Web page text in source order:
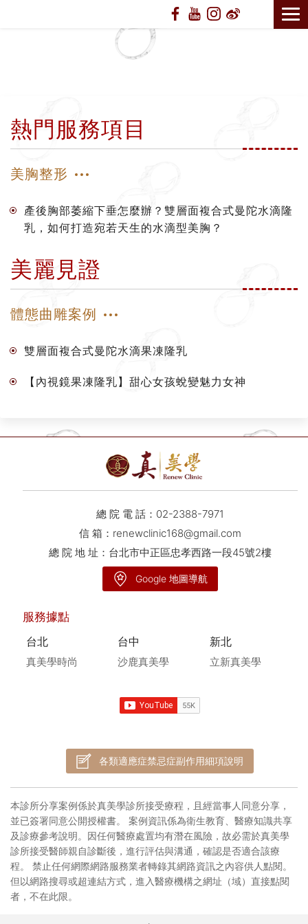
熱門服務項目
美胸整形
產後胸部萎縮下垂怎麼辦？雙層面複合式曼陀水滴隆
乳，如何打造宛若天生的水滴型美胸？
美麗見證
體態曲雕案例
雙層⾯複合式曼陀⽔滴果凍隆乳
【內視鏡果凍隆乳】甜心女孩蛻變魅力女神
總 院 電 話： 02-2388-7971
信 箱： renewclinic168@gmail.com
總 院 地 址：台北市中正區忠孝西路一段45號2樓
Google 地圖導航
服務據點
台北
真美學時尚
台中
沙鹿真美學
新北
立新真美學
各類適應症禁忌症副作用細項說明
本診所分享案例係於真美學診所接受療程，且經當事人同意分享，
並已簽署同意公開授權書。 案例資訊係為衛生教育、醫療知識共享
及診療參考說明。因任何醫療處置均有潛在風險，故必需於真美學
診所接受醫師親自診斷後，進行評估與溝通，確認是否適合該療
程。 禁止任何網際網路服務業者轉錄其網路資訊之內容供人點閱。
但以網路搜尋或超連結方式，進入醫療機構之網址（域）直接點閱
者，不在此限。